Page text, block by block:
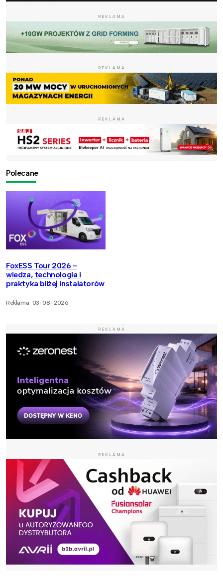
REKLAMA
REKLAMA
REKLAMA
Polecane
FoxESS Tour 2026 -
wiedza, technologia i
praktyka bliżej instalatorów
Reklama 03-08-2026
REKLAMA
REKLAMA